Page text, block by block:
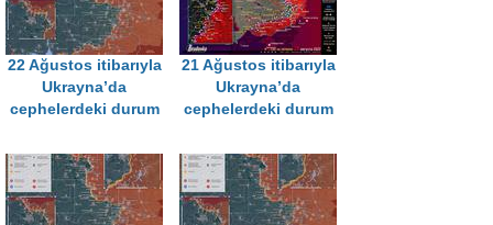
22 Ağustos itibarıyla
Ukrayna’da
cephelerdeki durum
21 Ağustos itibarıyla
Ukrayna’da
cephelerdeki durum